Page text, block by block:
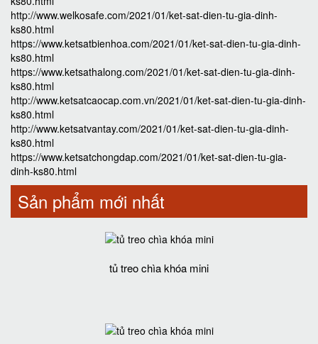
http://www.welkosafe.com/2021/01/ket-sat-dien-tu-gia-dinh-
ks80.html
https://www.ketsatbienhoa.com/2021/01/ket-sat-dien-tu-gia-dinh-
ks80.html
https://www.ketsathalong.com/2021/01/ket-sat-dien-tu-gia-dinh-
ks80.html
http://www.ketsatcaocap.com.vn/2021/01/ket-sat-dien-tu-gia-dinh-
ks80.html
http://www.ketsatvantay.com/2021/01/ket-sat-dien-tu-gia-dinh-
ks80.html
https://www.ketsatchongdap.com/2021/01/ket-sat-dien-tu-gia-
dinh-ks80.html
Sản phẩm mới nhất
tủ treo chìa khóa mini